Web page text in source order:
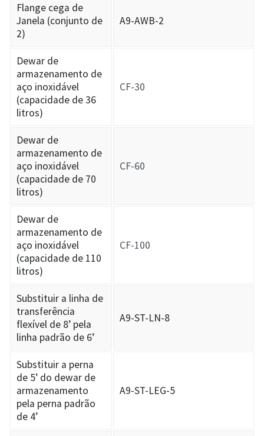
Flange cega de
Janela (conjunto de
2)
A9-AWB-2
Dewar de
armazenamento de
aço inoxidável
(capacidade de 36
litros)
CF-30
Dewar de
armazenamento de
aço inoxidável
(capacidade de 70
litros)
CF-60
Dewar de
armazenamento de
aço inoxidável
(capacidade de 110
litros)
CF-100
Substituir a linha de
transferência
flexível de 8’ pela
linha padrão de 6’
A9-ST-LN-8
Substituir a perna
de 5’ do dewar de
armazenamento
pela perna padrão
de 4’
A9-ST-LEG-5